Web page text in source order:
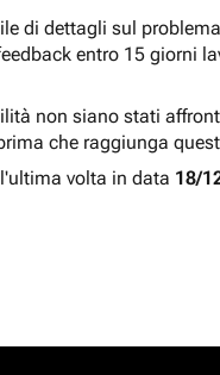
di dettagli sul
entro 15 giorni
non siano stati
che raggiunga
volta in data 18/